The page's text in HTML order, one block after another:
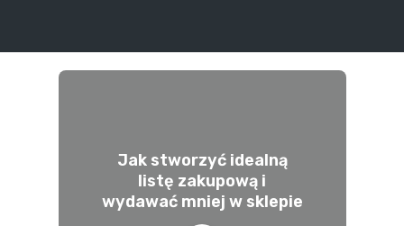
Jak stworzyć idealną
listę zakupową i
wydawać mniej w sklepie